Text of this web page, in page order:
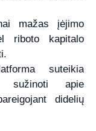
mažas įėjimo
riboto kapitalo
suteikia
sužinoti apie
didelių